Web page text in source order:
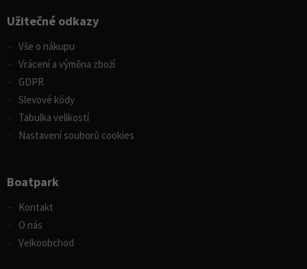
Užitečné odkazy
Vše o nákupu
Vrácení a výměna zboží
GDPR
Slevové kódy
Tabulka velikostí
Nastavení souborů cookies
Boatpark
Kontakt
O nás
Velkoobchod